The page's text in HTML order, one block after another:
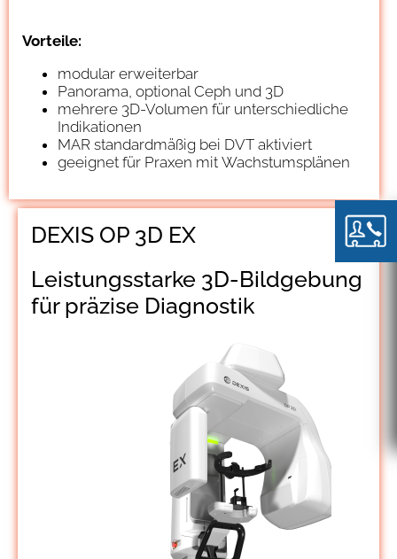
Vorteile:
modular erweiterbar
Panorama, optional Ceph und 3D
mehrere 3D-Volumen für unterschiedliche
Indikationen
MAR standardmäßig bei DVT aktiviert
geeignet für Praxen mit Wachstumsplänen
DEXIS OP 3D EX
Leistungsstarke 3D-Bildgebung
für präzise Diagnostik